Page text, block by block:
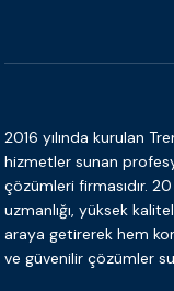
2016 yılında kurulan
hizmetler sunan
çözümleri firmasıdır.
uzmanlığı, yüksek
araya getirerek hem
ve güvenilir çözümler